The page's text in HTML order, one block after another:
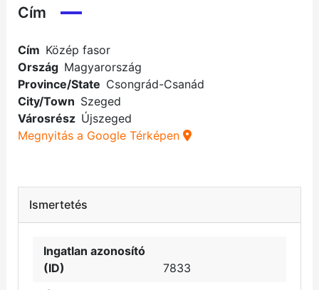
Cím
Cím Közép fasor
Ország Magyarország
Province/State Csongrád-Csanád
City/Town Szeged
Városrész Újszeged
Megnyitás a Google Térképen
Ismertetés
Ingatlan azonosító
(ID)
7833